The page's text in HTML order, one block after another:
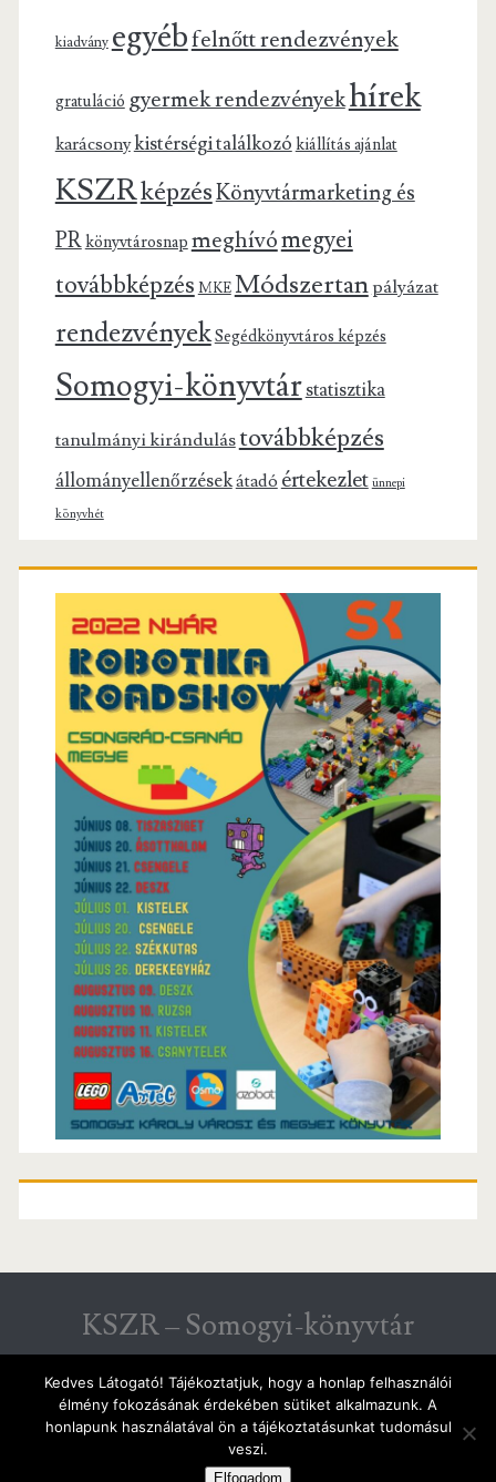
kiadvány egyébfelnőtt rendezvények
gratuláció gyermek rendezvényekhírek
karácsonykistérségi találkozó kiállítás ajánlat
KSZRképzésKönyvtármarketing és
PRkönyvtárosnap meghívómegyei
továbbképzés MKE Módszertanpályázat
rendezvényekSegédkönyvtáros képzés
Somogyi-könyvtárstatisztika
tanulmányi kirándulástovábbképzés
állományellenőrzésekátadó értekezlet ünnepi
könyvhét
KSZR – Somogyi-könyvtár
IGNITE WORDPRESS THEME
Kedves Látogató! Tájékoztatjuk, hogy a honlap felhasználói
élmény fokozásának érdekében sütiket alkalmazunk. A
honlapunk használatával ön a tájékoztatásunkat tudomásul
veszi.
Elfogadom